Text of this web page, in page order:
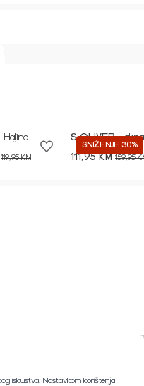
Haljina
119,95 KM
SNIŽENJE 30%
S.OLIVER Jakna
111,95 KM159,95
iskustva. Nastavkom korištenja